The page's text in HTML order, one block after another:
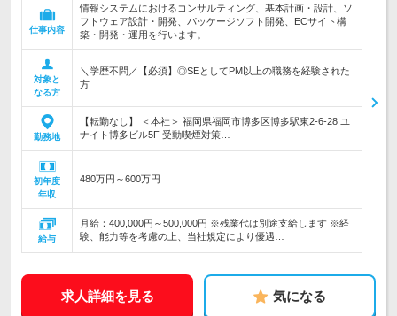
仕事内容
情報システムにおけるコンサルティング、基本計画・設計、ソ
フトウェア設計・開発、パッケージソフト開発、ECサイト構
築・開発・運用を行います。
対象と
なる方
＼学歴不問／【必須】◎SEとしてPM以上の職務を経験された
方
勤務地
【転勤なし】 ＜本社＞ 福岡県福岡市博多区博多駅東2-6-28 ユ
ナイト博多ビル5F 受動喫煙対策…
初年度
年収
480万円～600万円
給与
月給：400,000円～500,000円 ※残業代は別途支給します ※経
験、能力等を考慮の上、当社規定により優遇…
求人詳細を見る 気になる